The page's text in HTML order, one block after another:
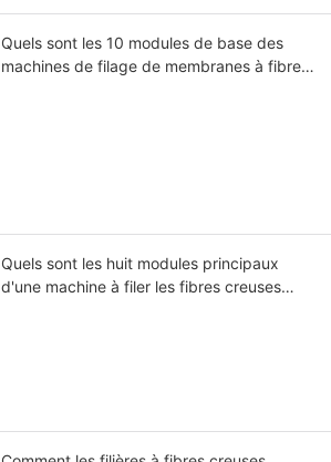
Quels sont les 10 modules de base des
machines de filage de membranes à fibres
Quels sont les huit modules principaux
d'une machine à filer les fibres creuses